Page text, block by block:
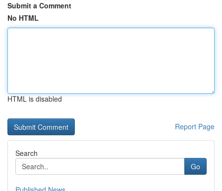
Submit a Comment
No HTML
HTML is disabled
Report Page
Search
Go